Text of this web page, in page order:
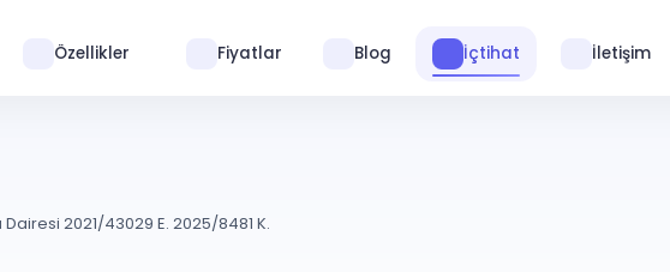
Özellikler Fiyatlar Blog İçtihat İletişim
Dairesi 2021/43029 E. 2025/8481 K.